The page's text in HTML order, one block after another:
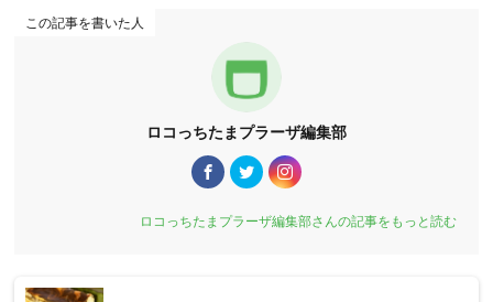
この記事を書いた人
ロコっちたまプラーザ編集部
ロコっちたまプラーザ編集部さんの記事をもっと読む